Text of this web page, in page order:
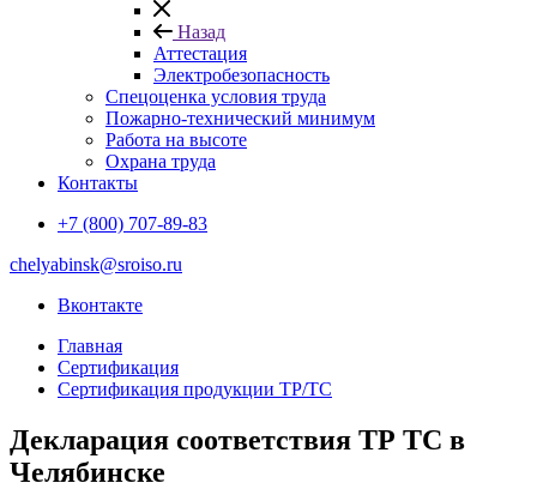
Назад
Аттестация
Электробезопасность
Спецоценка условия труда
Пожарно-технический минимум
Работа на высоте
Охрана труда
Контакты
+7 (800) 707-89-83
chelyabinsk@sroiso.ru
Вконтакте
Главная
Сертификация
Сертификация продукции ТР/ТС
Декларация соответствия ТР ТС в
Челябинске